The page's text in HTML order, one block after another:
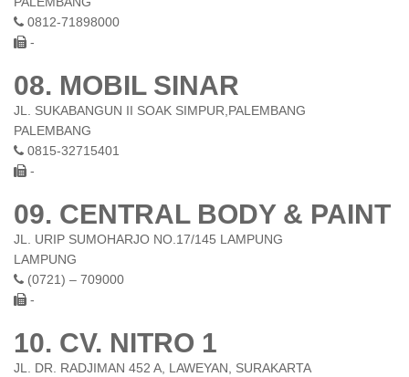
0812-71898000
-
08. MOBIL SINAR
JL. SUKABANGUN II SOAK SIMPUR,PALEMBANG
PALEMBANG
0815-32715401
-
09. CENTRAL BODY & PAINT
JL. URIP SUMOHARJO NO.17/145 LAMPUNG
LAMPUNG
(0721) – 709000
-
10. CV. NITRO 1
JL. DR. RADJIMAN 452 A, LAWEYAN, SURAKARTA